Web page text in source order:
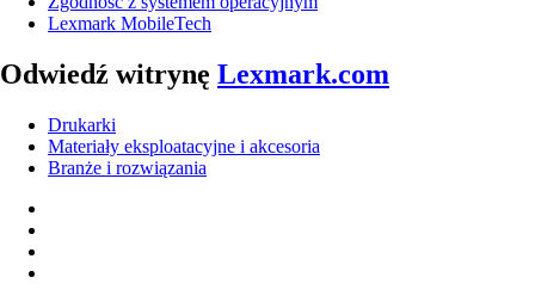
Lexmark MobileTech
Odwiedź witrynę Lexmark.com
Drukarki
Materiały eksploatacyjne i akcesoria
Branże i rozwiązania